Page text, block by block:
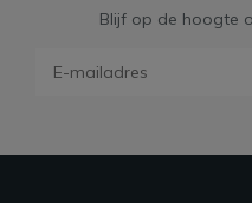
Blijf op de hoogte